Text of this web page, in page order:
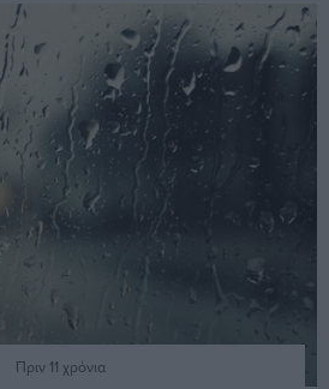
Πριν 11 χρόνια